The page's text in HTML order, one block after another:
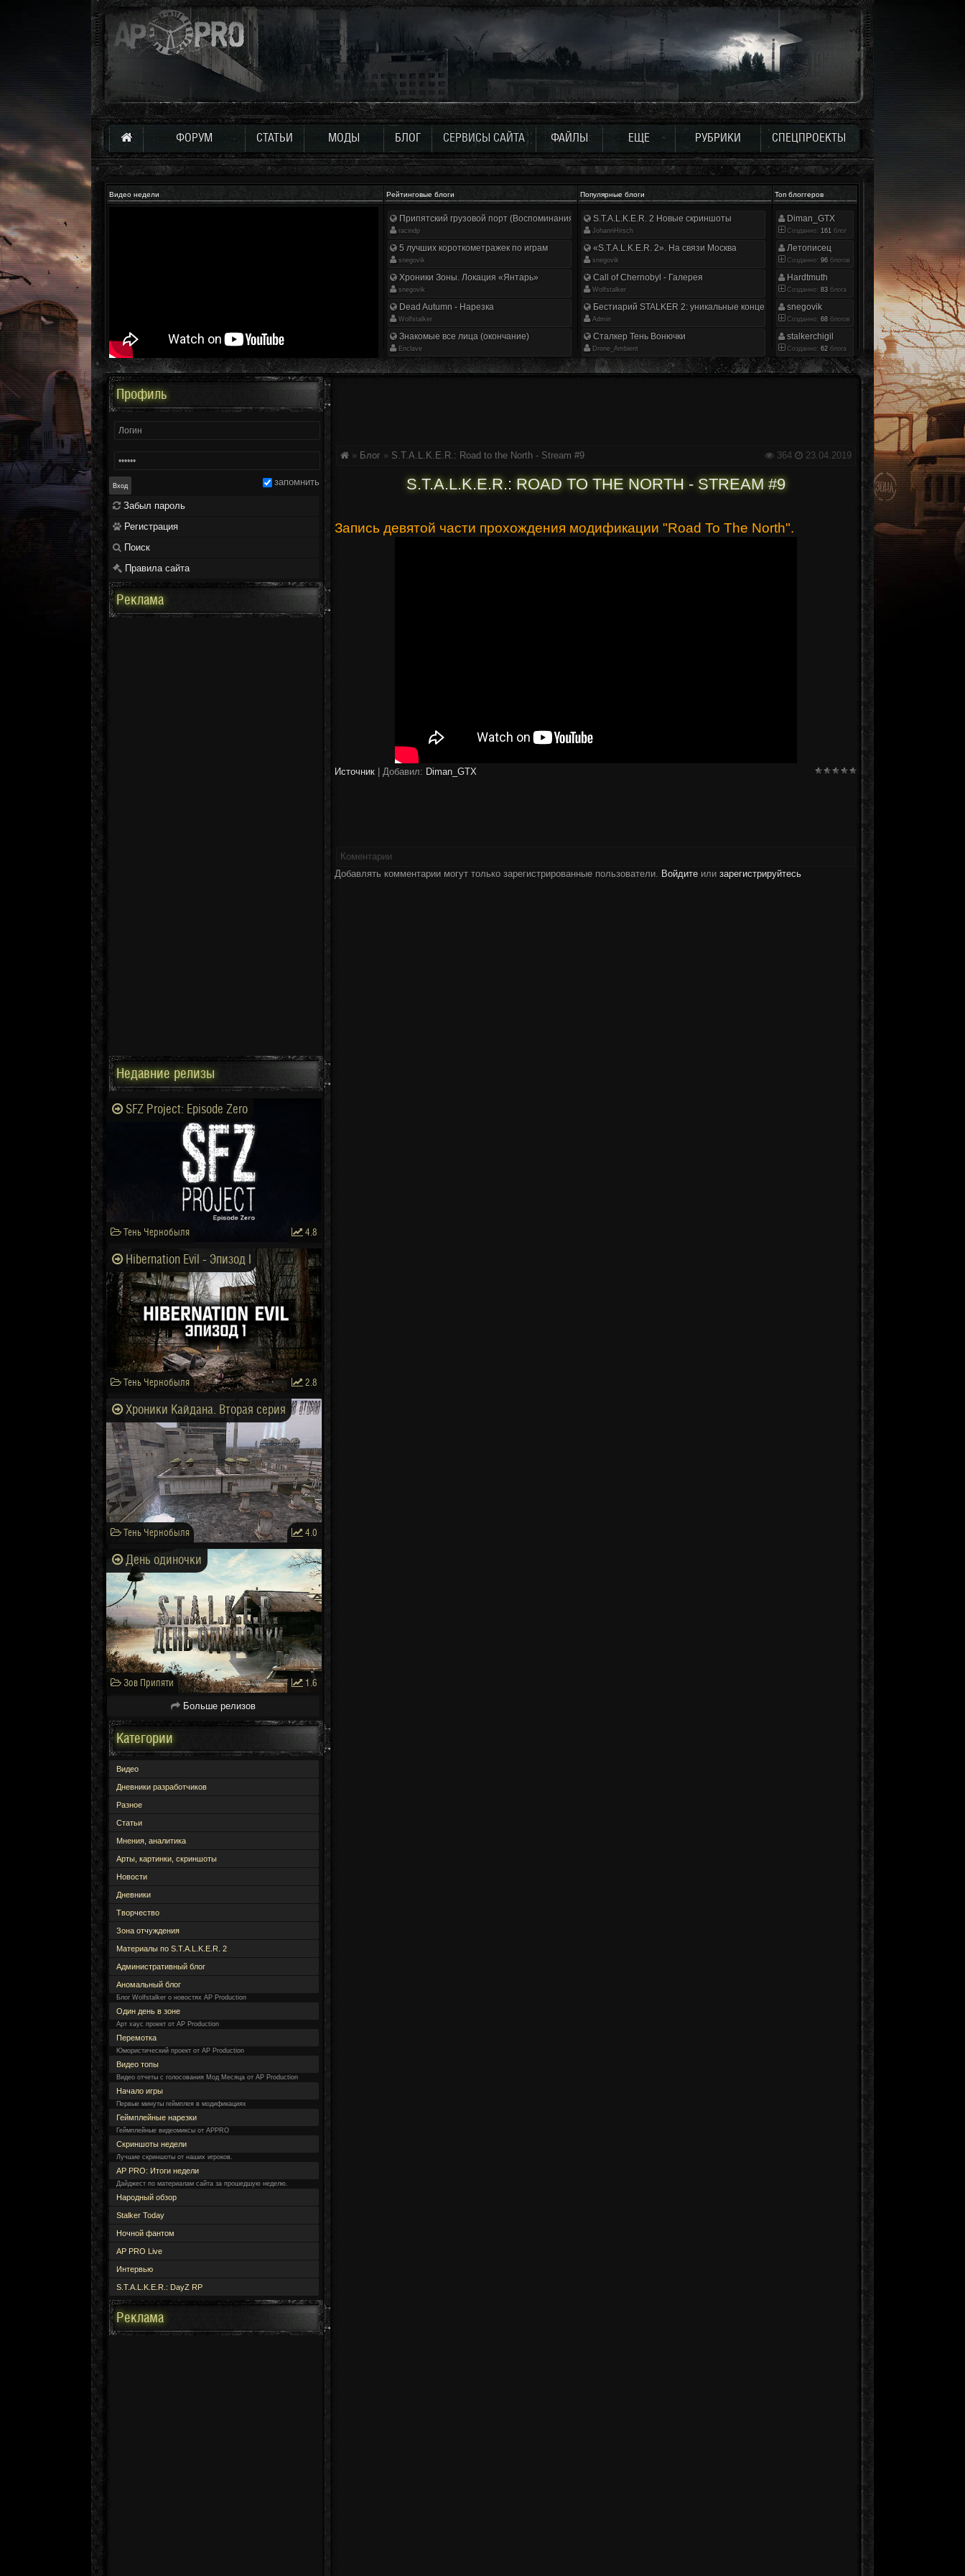
ФОРУМ СТАТЬИ МОДЫ БЛОГ СЕРВИСЫ САЙТА ФАЙЛЫ ЕЩЕ РУБРИКИ СПЕЦПРОЕКТЫ
Видео недели Рейтинговые блоги Популярные блоги Топ блоггеров
Припятский грузовой порт (Воспоминания ликвидатора)
racindp
5 лучших короткометражек по играм
snegovik
Хроники Зоны. Локация «Янтарь»
snegovik
Dead Autumn - Нарезка
Wolfstalker
Знакомые все лица (окончание)
Enclave
S.T.A.L.K.E.R. 2 Новые скриншоты
JohannHirsch
«S.T.A.L.K.E.R. 2». На связи Москва
snegovik
Call of Chernobyl - Галерея
Wolfstalker
Бестиарий STALKER 2: уникальные концепт-арты
Аdmin
Сталкер Тень Вонючки
Drone_Ambient
Diman_GTX
Созданно: 161 блог
Летописец
Созданно: 96 блогов
Hardtmuth
Созданно: 83 блога
snegovik
Созданно: 68 блогов
stalkerchigil
Созданно: 62 блога
364 23.04.2019
» Блог » S.T.A.L.K.E.R.: Road to the North - Stream #9
S.T.A.L.K.E.R.: ROAD TO THE NORTH - STREAM #9
Запись девятой части прохождения модификации "Road To The North".
Источник Добавил: Diman_GTX
Коментарии
Добавлять комментарии могут только зарегистрированные пользователи. Войдите или зарегистрируйтесь
Профиль
запомнить
Забыл пароль
Регистрация
Поиск
Правила сайта
Реклама
Недавние релизы
SFZ Project: Episode Zero
Тень Чернобыля 4.8
Hibernation Evil - Эпизод I
Тень Чернобыля 2.8
Хроники Кайдана. Вторая серия
Тень Чернобыля 4.0
День одиночки
Зов Припяти 1.6
Больше релизов
Категории
Видео
Дневники разработчиков
Разное
Статьи
Мнения, аналитика
Арты, картинки, скриншоты
Новости
Дневники
Творчество
Зона отчуждения
Материалы по S.T.A.L.K.E.R. 2
Административный блог
Аномальный блог
Блог Wolfstalker о новостях AP Production
Один день в зоне
Арт хаус проект от AP Production
Перемотка
Юмористический проект от AP Production
Видео топы
Видео отчеты с голосования Мод Месяца от AP Production
Начало игры
Первые минуты геймплея в модификациях
Геймплейные нарезки
Геймплейные видеомиксы от APPRO
Скриншоты недели
Лучшие скриншоты от наших игроков.
AP PRO: Итоги недели
Дайджест по материалам сайта за прошедшую неделю.
Народный обзор
Stalker Today
Ночной фантом
AP PRO Live
Интервью
S.T.A.L.K.E.R.: DayZ RP
Реклама